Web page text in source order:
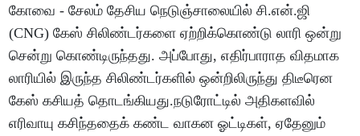
கோவை - சேலம் தேசிய நெடுஞ்சாலையில் சி.என்.ஜி
(CNG) கேஸ் சிலிண்டர்களை ஏற்றிக்கொண்டு லாரி ஒன்று
சென்று கொண்டிருந்தது. அப்போது, எதிர்பாராத விதமாக
லாரியில் இருந்த சிலிண்டர்களில் ஒன்றிலிருந்து திடீரென
கேஸ் கசியத் தொடங்கியது.நடுரோட்டில் அதிகளவில்
எரிவாயு கசிந்ததைக் கண்ட வாகன ஓட்டிகள், ஏதேனும்